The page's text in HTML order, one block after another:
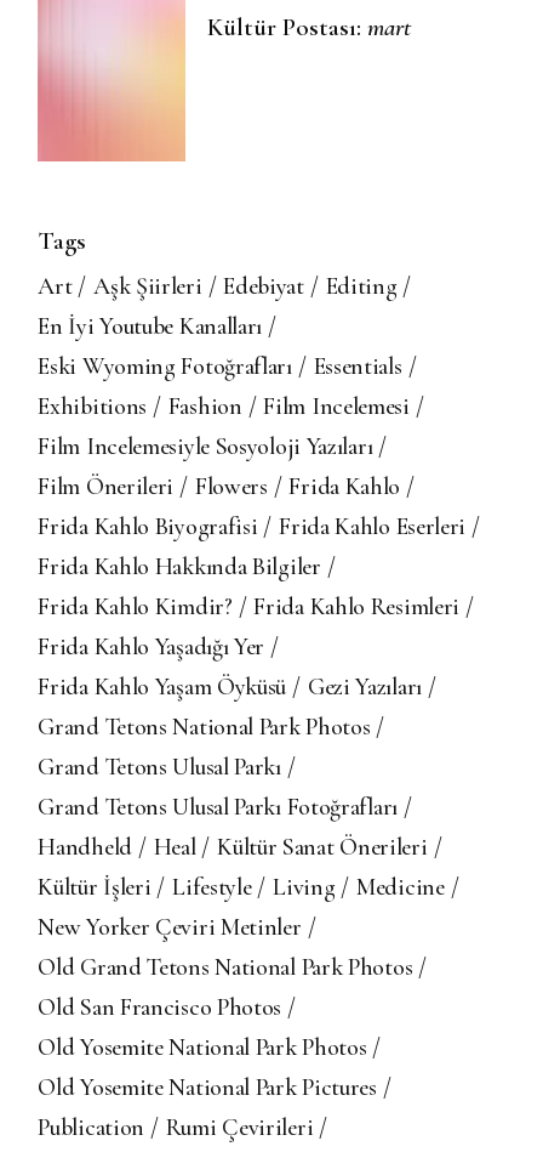
Kültür Postası:mart
Tags
Art Aşk Şiirleri Edebiyat
Editing
En İyi Youtube Kanalları
Eski Wyoming Fotoğrafları
Essentials
Exhibitions
Fashion
Film Incelemesi
Film Incelemesiyle Sosyoloji Yazıları
Film Önerileri
Flowers
Frida Kahlo
Frida Kahlo Biyografisi
Frida Kahlo Eserleri
Frida Kahlo Hakkında Bilgiler
Frida Kahlo Kimdir?
Frida Kahlo Resimleri
Frida Kahlo Yaşadığı Yer
Frida Kahlo Yaşam Öyküsü
Gezi Yazıları
Grand Tetons National Park Photos
Grand Tetons Ulusal Parkı
Grand Tetons Ulusal Parkı Fotoğrafları
Handheld
Heal
Kültür Sanat Önerileri
Kültür İşleri
Lifestyle Living
Medicine
New Yorker Çeviri Metinler
Old Grand Tetons National Park Photos
Old San Francisco Photos
Old Yosemite National Park Photos
Old Yosemite National Park Pictures
Publication
Rumi Çevirileri